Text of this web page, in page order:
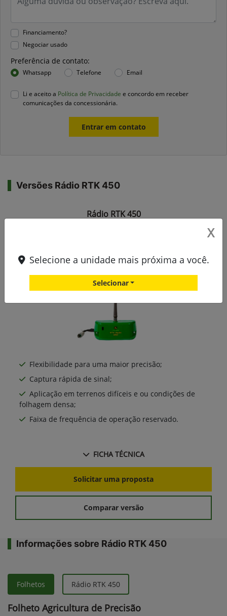
Financiamento?
Negociar usado
Preferência de contato:
Whatsapp Telefone Email
Li e aceito a Política de Privacidade e concordo em receber
comunicações da concessionária.
Entrar em contato
Versões Rádio RTK 450
Rádio RTK 450
Flexibilidade para uma maior precisão;
Captura rápida de sinal;
Aplicação em terrenos difíceis e ou condições de
folhagem densa;
Faixa de frequência de operação reservado.
FICHA TÉCNICA
Solicitar uma proposta
Comparar versão
Informações sobre Rádio RTK 450
Folhetos Rádio RTK 450
Folheto Agricultura de Precisão
X
Selecione a unidade mais próxima a você.
Selecionar